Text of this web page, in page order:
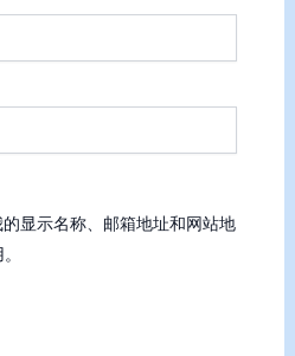
显示名称、邮箱地址和网站地